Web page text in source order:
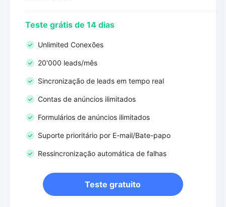
Teste grátis de 14 dias
Unlimited Conexões
20'000 leads/mês
Sincronização de leads em tempo real
Contas de anúncios ilimitados
Formulários de anúncios ilimitados
Suporte prioritário por E-mail/Bate-papo
Ressincronização automática de falhas
Teste gratuito